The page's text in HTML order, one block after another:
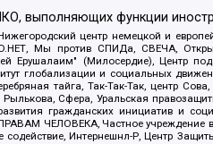
выполняющих функции
центр немецкой и
Мы против СПИДа, СВЕЧА,
Ерушалаим" (Милосердие), Центр
глобализации и социальных
тайга, Так-Так-Так, центр
Сфера, Уральская
гражданских инициатив и
ЧЕЛОВЕКА, Частное учреждение в
содействие, Интернешнл-Р, Центр